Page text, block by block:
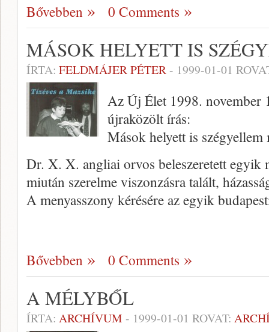
Bővebben 0 Comments
MÁSOK HELYETT IS
ÍRTA: FELDMÁJER PÉTER- 1999-01-01
Az Új Élet 1998. november
újraközölt írás:
Mások helyett is szégyellem
Dr. X. X. angliai orvos beleszeretett egyik
miután sze­relme viszonzásra talált,
A menyasszony kérésére az egyik
Bővebben 0 Comments
A MÉLYBŐL
ÍRTA: ARCHÍVUM - 1999-01-01 ROVAT: